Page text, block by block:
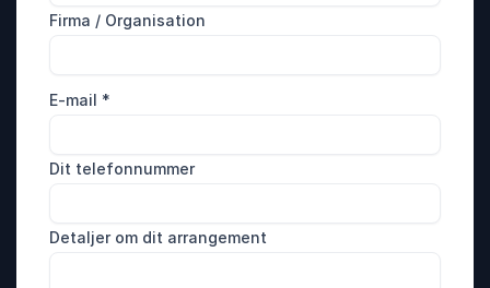
Firma / Organisation
E-mail *
Dit telefonnummer
Detaljer om dit arrangement